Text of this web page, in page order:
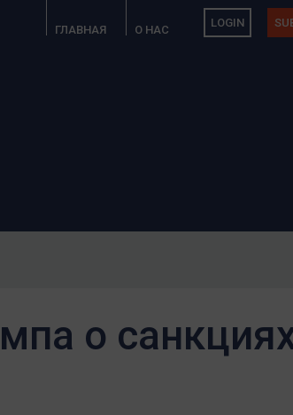
ГЛАВНАЯ О НАС
LOGIN
о